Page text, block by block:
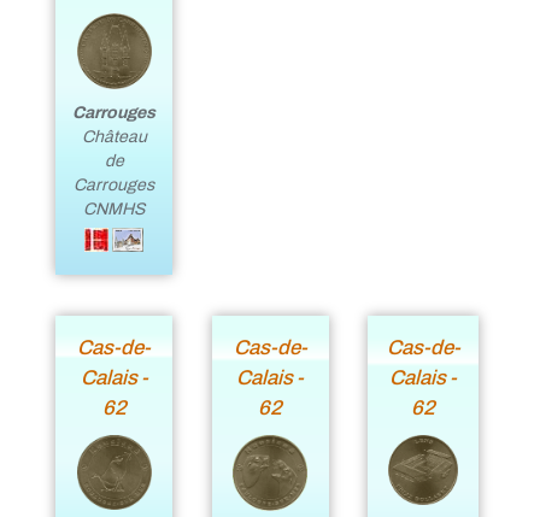
Carrouges
Château
de
Carrouges
CNMHS
Cas-de-
Calais -
62
Cas-de-
Calais -
62
Cas-de-
Calais -
62